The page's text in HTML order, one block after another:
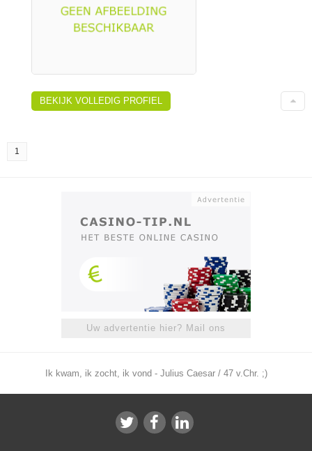
BEKIJK VOLLEDIG PROFIEL
1
Uw advertentie hier? Mail ons
Ik kwam, ik zocht, ik vond - Julius Caesar / 47 v.Chr. ;)